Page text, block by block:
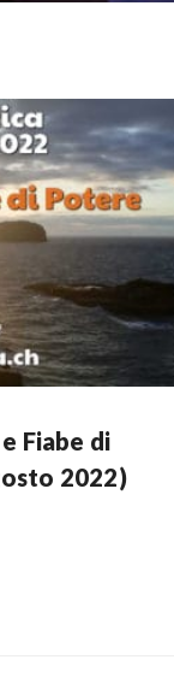
Fiabe di
2022)